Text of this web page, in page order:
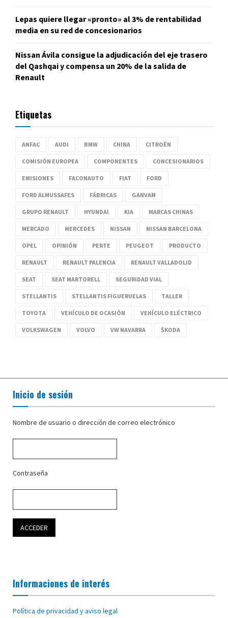
Lepas quiere llegar «pronto» al 3% de rentabilidad
media en su red de concesionarios
Nissan Ávila consigue la adjudicación del eje trasero
del Qashqai y compensa un 20% de la salida de
Renault
Etiquetas
ANFAC AUDI BMW CHINA CITROËN
COMISIÓN EUROPEA COMPONENTES CONCESIONARIOS
EMISIONES FACONAUTO FIAT FORD
FORD ALMUSSAFES FÁBRICAS GANVAM
GRUPO RENAULT HYUNDAI KIA MARCAS CHINAS
MERCADO MERCEDES NISSAN NISSAN BARCELONA
OPEL OPINIÓN PERTE PEUGEOT PRODUCTO
RENAULT RENAULT PALENCIA RENAULT VALLADOLID
SEAT SEAT MARTORELL SEGURIDAD VIAL
STELLANTIS STELLANTIS FIGUERUELAS TALLER
TOYOTA VEHÍCULO DE OCASIÓN VEHÍCULO ELÉCTRICO
VOLKSWAGEN VOLVO VW NAVARRA ŠKODA
Inicio de sesión
Nombre de usuario o dirección de correo electrónico
Contraseña
Informaciones de interés
Política de privacidad y aviso legal